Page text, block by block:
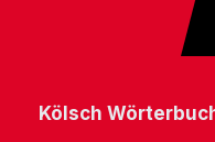
Kölsch